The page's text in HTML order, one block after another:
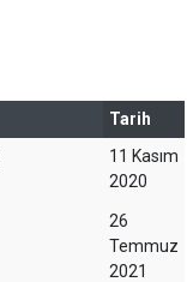
Tarih
11 Kasım
2020
26
Temmuz
2021